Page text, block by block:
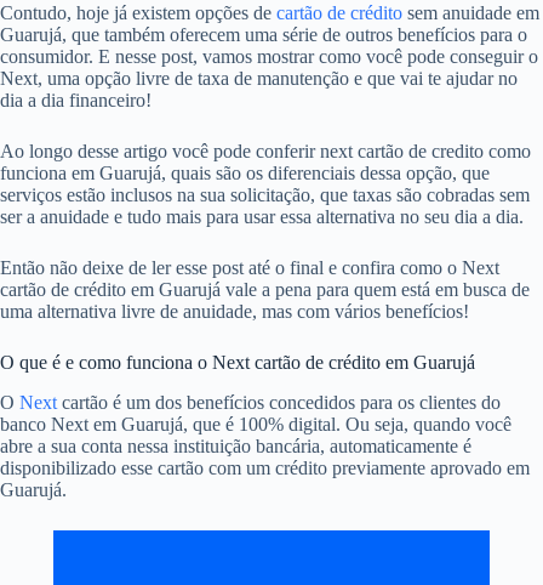
Contudo, hoje já existem opções de cartão de crédito sem anuidade em
Guarujá, que também oferecem uma série de outros benefícios para o
consumidor. E nesse post, vamos mostrar como você pode conseguir o
Next, uma opção livre de taxa de manutenção e que vai te ajudar no
dia a dia financeiro!
Ao longo desse artigo você pode conferir next cartão de credito como
funciona em Guarujá, quais são os diferenciais dessa opção, que
serviços estão inclusos na sua solicitação, que taxas são cobradas sem
ser a anuidade e tudo mais para usar essa alternativa no seu dia a dia.
Então não deixe de ler esse post até o final e confira como o Next
cartão de crédito em Guarujá vale a pena para quem está em busca de
uma alternativa livre de anuidade, mas com vários benefícios!
O que é e como funciona o Next cartão de crédito em Guarujá
O Next cartão é um dos benefícios concedidos para os clientes do
banco Next em Guarujá, que é 100% digital. Ou seja, quando você
abre a sua conta nessa instituição bancária, automaticamente é
disponibilizado esse cartão com um crédito previamente aprovado em
Guarujá.